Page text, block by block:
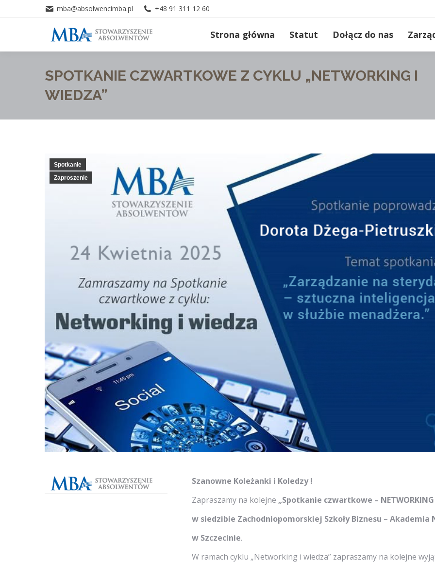
mba@absolwencimba.pl +48 91 311 12 60
Strona główna Statut Dołącz do nas
SPOTKANIE CZWARTKOWE Z CYKLU „NETWORKING I
WIEDZA”
Spotkanie
Zaproszenie
Szanowne Koleżanki i Koledzy !
Zapraszamy na kolejne „Spotkanie czwartkowe – NETWORKING
w siedzibie Zachodniopomorskiej Szkoły Biznesu – Akademia
w Szczecinie.
W ramach cyklu „Networking i wiedza” zapraszamy na kolejne